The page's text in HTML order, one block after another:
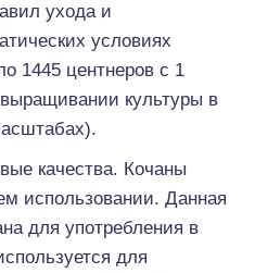
ухода и
условиях
1445 центнеров с 1
выращивании культуры в
качества. Кочаны
использовании. Данная
для употребления в
для